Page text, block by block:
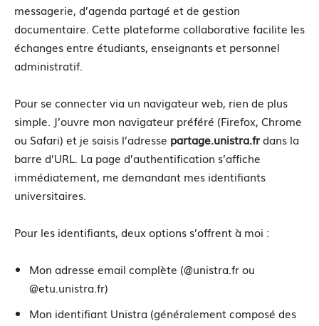
messagerie, d’agenda partagé et de gestion
documentaire. Cette plateforme collaborative facilite les
échanges entre étudiants, enseignants et personnel
administratif.
Pour se connecter via un navigateur web, rien de plus
simple. J’ouvre mon navigateur préféré (Firefox, Chrome
ou Safari) et je saisis l’adresse partage.unistra.frdans la
barre d’URL. La page d’authentification s’affiche
immédiatement, me demandant mes identifiants
universitaires.
Pour les identifiants, deux options s’offrent à moi :
Mon adresse email complète (@unistra.fr ou
@etu.unistra.fr)
Mon identifiant Unistra (généralement composé des